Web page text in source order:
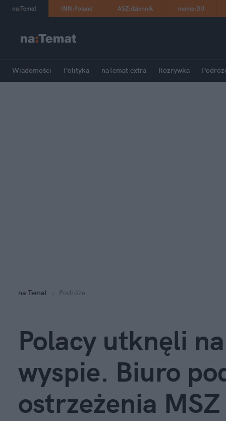
na:Temat INN:Poland ASZ:dziennik mama:DU
Wiadomości Polityka naTemat extra Rozrywka
na:Temat Podróże
Polacy utknęli
wyspie. Biuro
ostrzeżenia MSZ